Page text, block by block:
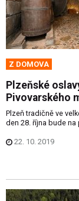
Z DOMOVA
Plzeňské
Pivovarského
Plzeň tradičně ve
den 28. října bude
22. 10. 2019